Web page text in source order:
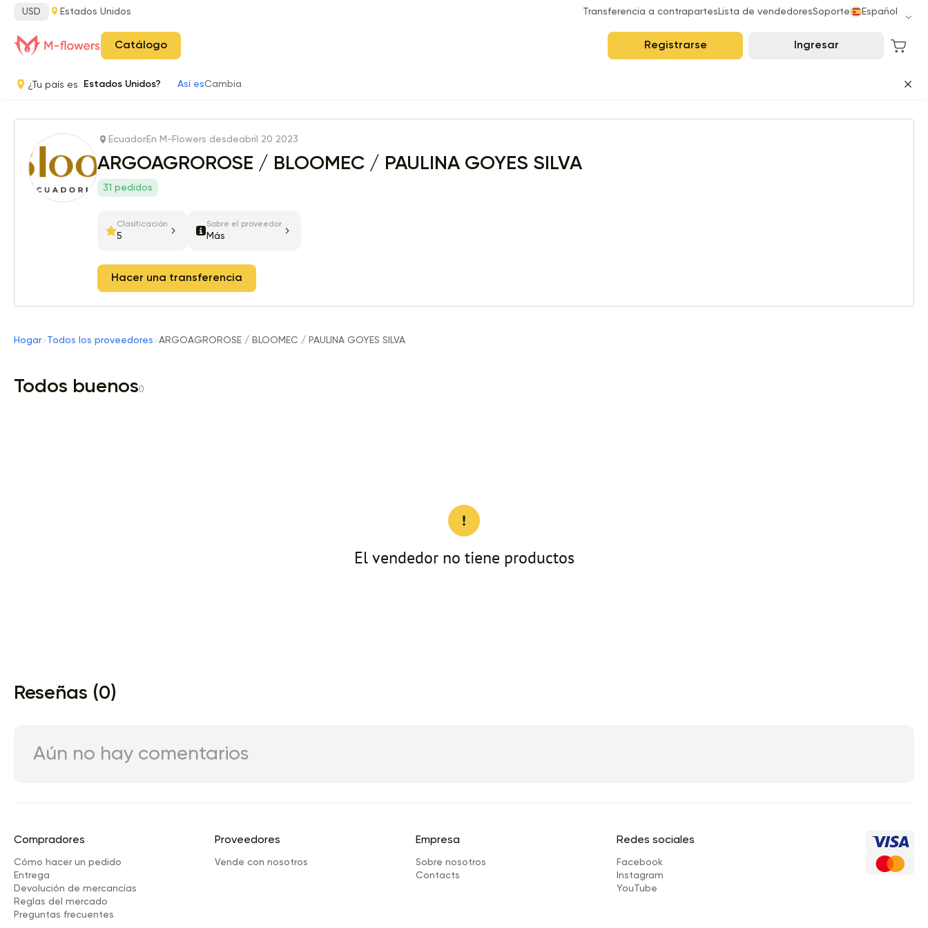
USD Estados Unidos Transferencia a contrapartes Lista de vendedoresSoporte Español
Catálogo Registrarse Ingresar
¿Tu país es Estados Unidos? Así esCambia
Ecuador En M-Flowers desdeabril 20 2023
ARGOAGROROSE / BLOOMEC / PAULINA GOYES SILVA
31 pedidos
Clasificación
5
Sobre el proveedor
Más
Hacer una transferencia
Hogar Todos los proveedores ARGOAGROROSE / BLOOMEC / PAULINA GOYES SILVA
Todos buenos0
El vendedor no tiene productos
Reseñas (0)
Aún no hay comentarios
Compradores
Cómo hacer un pedido
Entrega
Devolución de mercancías
Reglas del mercado
Preguntas frecuentes
Proveedores
Vende con nosotros
Empresa
Sobre nosotros
Сontacts
Redes sociales
Facebook
Instagram
YouTube